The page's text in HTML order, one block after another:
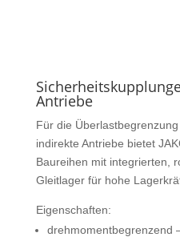
Antriebe
Für die
indirekte Antriebe bietet
Baureihen mit integrierten,
Gleitlager für hohe
Eigenschaften:
drehmomentbegrenzend